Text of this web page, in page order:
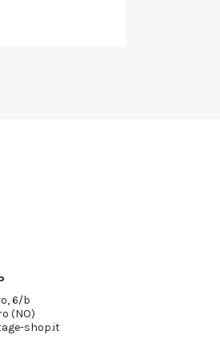
6/b
(NO)
shop.it